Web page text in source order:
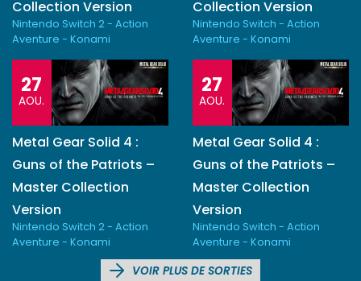
Collection Version
Nintendo Switch 2 - Action
Aventure - Konami
Collection Version
Nintendo Switch - Action
Aventure - Konami
27
AOU.
Metal Gear Solid 4 :
Guns of the Patriots –
Master Collection
Version
Nintendo Switch 2 - Action
Aventure - Konami
27
AOU.
Metal Gear Solid 4 :
Guns of the Patriots –
Master Collection
Version
Nintendo Switch - Action
Aventure - Konami
VOIR PLUS DE SORTIES